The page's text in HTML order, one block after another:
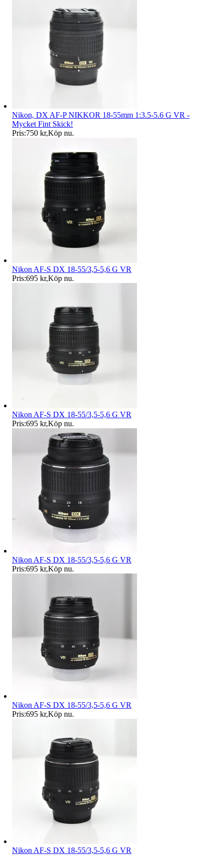
Nikon, DX AF-P NIKKOR 18-55mm 1:3.5-5.6 G VR -
Mycket Fint Skick!
Pris:750 kr,Köp nu.
Nikon AF-S DX 18-55/3,5-5,6 G VR
Pris:695 kr,Köp nu.
Nikon AF-S DX 18-55/3,5-5,6 G VR
Pris:695 kr,Köp nu.
Nikon AF-S DX 18-55/3,5-5,6 G VR
Pris:695 kr,Köp nu.
Nikon AF-S DX 18-55/3,5-5,6 G VR
Pris:695 kr,Köp nu.
Nikon AF-S DX 18-55/3,5-5,6 G VR